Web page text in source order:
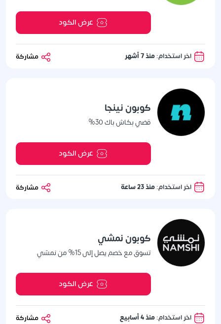
عرض الكود
اخر استخدام:منذ 7 أشهر
كوبون نينجا
قضي بكاش باك 30%
عرض الكود
اخر استخدام:منذ 23 ساعة
كوبون نمشي
تسوق مع خصم يصل إلى 15% من نمشي
عرض الكود
اخر استخدام:منذ 4 أسابيع